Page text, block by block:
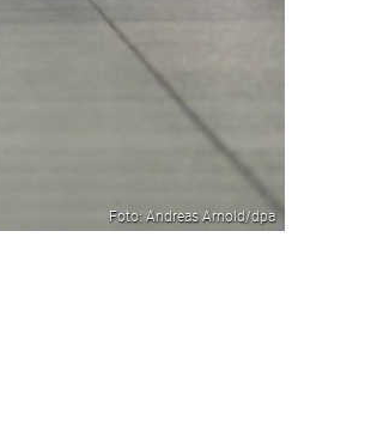
Foto: Andreas Arnold/dpa